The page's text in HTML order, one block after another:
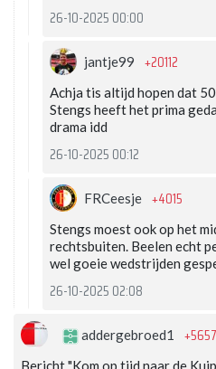
26-10-2025 00:00
jantje99 +20112
Achja tis altijd hopen dat
Stengs heeft het prima
drama idd
26-10-2025 00:12
FRCeesje +4015
Stengs moest ook op het
rechtsbuiten. Beelen echt
wel goeie wedstrijden
26-10-2025 02:08
addergebroed1
Bericht "Kom op tijd naar de